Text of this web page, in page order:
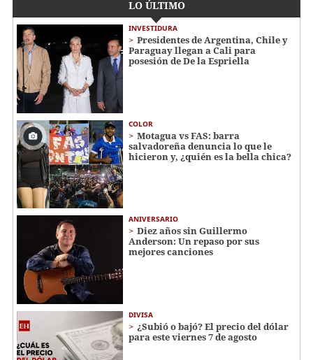
LO ÚLTIMO
INVESTIDURA
Presidentes de Argentina, Chile y
Paraguay llegan a Cali para
posesión de De la Espriella
COLOR
Motagua vs FAS: barra
salvadoreña denuncia lo que le
hicieron y, ¿quién es la bella chica?
ANIVERSARIO
Diez años sin Guillermo
Anderson: Un repaso por sus
mejores canciones
DIVISA
¿Subió o bajó? El precio del dólar
para este viernes 7 de agosto